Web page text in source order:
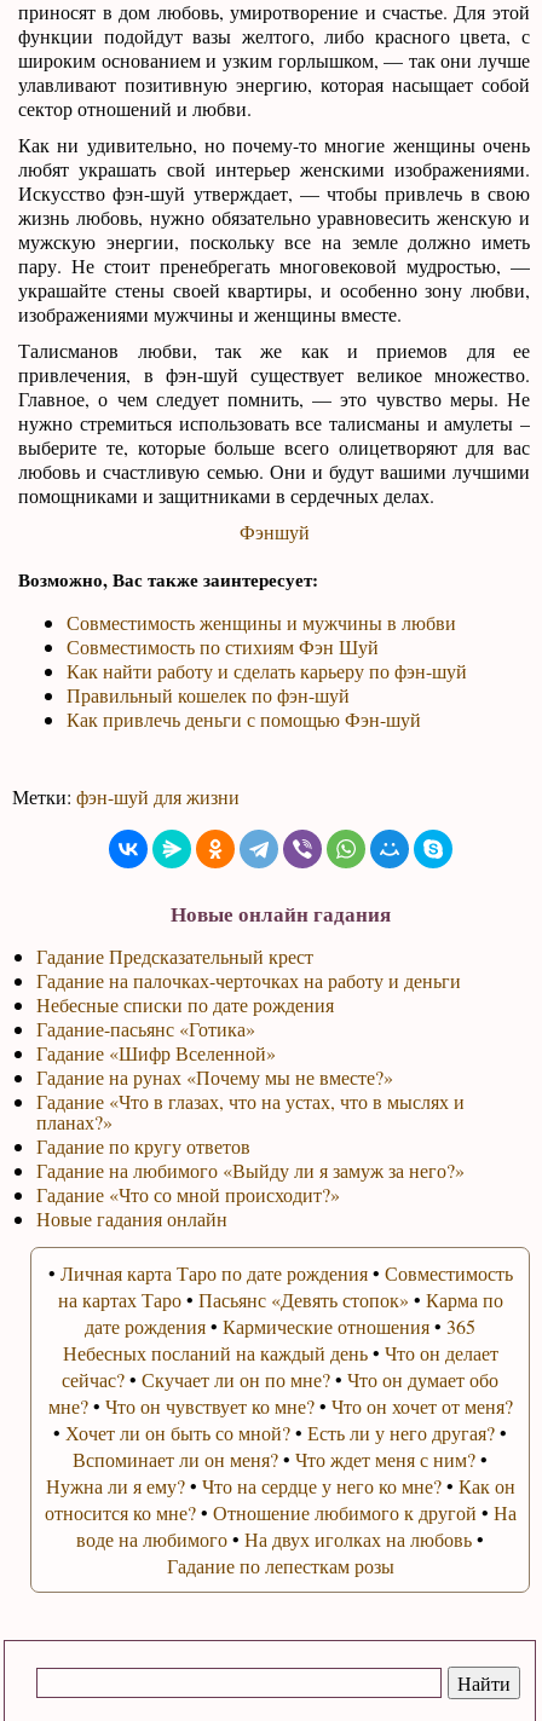
приносят в дом любовь, умиротворение и счастье. Для этой
функции подойдут вазы желтого, либо красного цвета, с
широким основанием и узким горлышком, — так они лучше
улавливают позитивную энергию, которая насыщает собой
сектор отношений и любви.
Как ни удивительно, но почему-то многие женщины очень
любят украшать свой интерьер женскими изображениями.
Искусство фэн-шуй утверждает, — чтобы привлечь в свою
жизнь любовь, нужно обязательно уравновесить женскую и
мужскую энергии, поскольку все на земле должно иметь
пару. Не стоит пренебрегать многовековой мудростью, —
украшайте стены своей квартиры, и особенно зону любви,
изображениями мужчины и женщины вместе.
Талисманов любви, так же как и приемов для ее
привлечения, в фэн-шуй существует великое множество.
Главное, о чем следует помнить, — это чувство меры. Не
нужно стремиться использовать все талисманы и амулеты –
выберите те, которые больше всего олицетворяют для вас
любовь и счастливую семью. Они и будут вашими лучшими
помощниками и защитниками в сердечных делах.
Фэншуй
Возможно, Вас также заинтересует:
Совместимость женщины и мужчины в любви
Совместимость по стихиям Фэн Шуй
Как найти работу и сделать карьеру по фэн-шуй
Правильный кошелек по фэн-шуй
Как привлечь деньги с помощью Фэн-шуй
Метки:фэн-шуй для жизни
Новые онлайн гадания
Гадание Предсказательный крест
Гадание на палочках-черточках на работу и деньги
Небесные списки по дате рождения
Гадание-пасьянс «Готика»
Гадание «Шифр Вселенной»
Гадание на рунах «Почему мы не вместе?»
Гадание «Что в глазах, что на устах, что в мыслях и
планах?»
Гадание по кругу ответов
Гадание на любимого «Выйду ли я замуж за него?»
Гадание «Что со мной происходит?»
Новые гадания онлайн
• Личная карта Таро по дате рождения• Совместимость
на картах Таро• Пасьянс «Девять стопок» • Карма по
дате рождения•Кармические отношения•365
Небесных посланий на каждый день• Что он делает
сейчас?•Скучает ли он по мне?•Что он думает обо
мне?• Что он чувствует ко мне?• Что он хочет от меня?
• Хочет ли он быть со мной?•Есть ли у него другая?•
Вспоминает ли он меня?•Что ждет меня с ним?•
Нужна ли я ему?• Что на сердце у него ко мне?• Как он
относится ко мне?• Отношение любимого к другой • На
воде на любимого•На двух иголках на любовь•
Гадание по лепесткам розы